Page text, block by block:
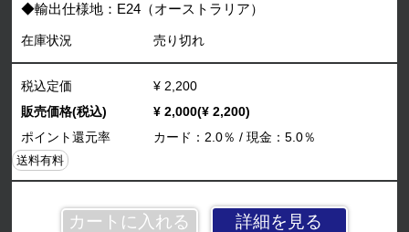
◆輸出仕様地：E24（オーストラリア）
在庫状況 売り切れ
詳細を見る
税込定価
¥ 2,200
販売価格(税込)
¥ 2,000(¥ 2,200)
ポイント還元率
カード：2.0％ / 現金：5.0％
送料有料